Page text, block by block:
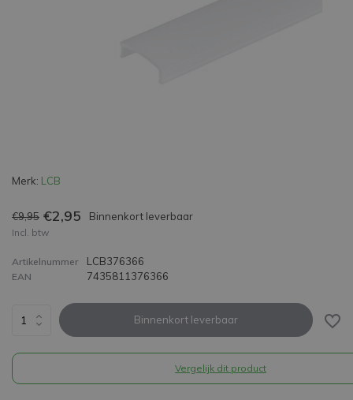
Merk: LCB
€9,95 €2,95 Binnenkort leverbaar
Incl. btw
Artikelnummer LCB376366
EAN 7435811376366
Binnenkort leverbaar
Vergelijk dit product